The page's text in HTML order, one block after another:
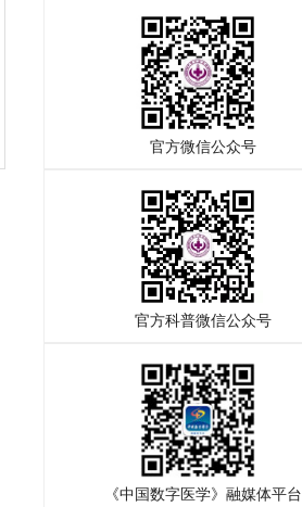
官方微信公众号
官方科普微信公众号
《中国数字医学》融媒体平台